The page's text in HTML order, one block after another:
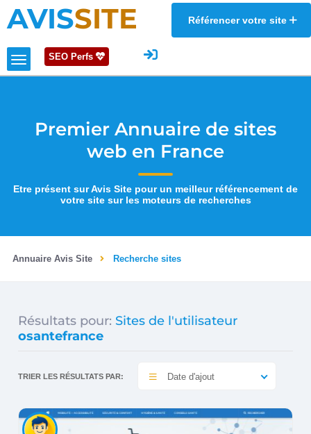
AVISSITE Référencer votre site
SEO Perfs
Premier Annuaire de sites
web en France
Etre présent sur Avis Site pour un meilleur référencement de
votre site sur les moteurs de recherches
Annuaire Avis Site Recherche sites
Résultats pour: Sites de l'utilisateur
osantefrance
TRIER LES RÉSULTATS PAR: Date d'ajout